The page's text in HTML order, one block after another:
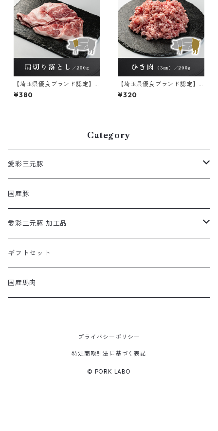
【埼玉県優良ブランド認定】
彩の国愛彩三元豚 肩切り落
とし 冷凍 200g×1パック
¥380
【埼玉県優良ブランド認定】
彩の国愛彩三元豚 ひき肉（3
㎜）冷凍 200g×1パック
¥320
Category
愛彩三元豚
ロース
モモ
バラ
肩
国産豚
愛彩三元豚 加工品
あらびきシュウマイ
ギフトセット
国産馬肉
プライバシーポリシー
特定商取引法に基づく表記
© PORK LABO